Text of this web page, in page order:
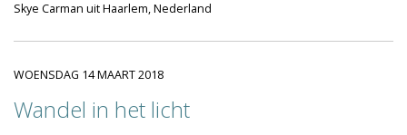
Skye Carman uit Haarlem, Nederland
WOENSDAG 14 MAART 2018
Wandel in het licht